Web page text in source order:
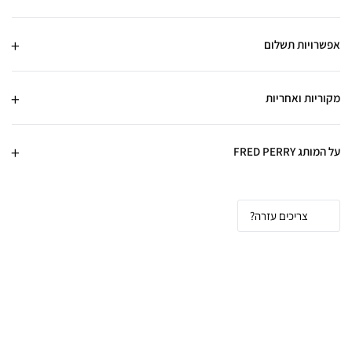
אפשרויות תשלום
מקוריות ואחריות
על המותג FRED PERRY
צריכים עזרה?